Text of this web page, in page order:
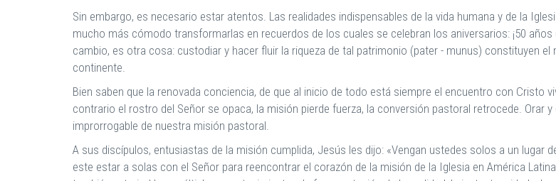
Sin embargo, es necesario estar atentos. Las realidades indispensables de la vida humana y de la
mucho más cómodo transformarlas en recuerdos de los cuales se celebran los aniversarios: ¡50 años
cambio, es otra cosa: custodiar y hacer fluir la riqueza de tal patrimonio (pater - munus) constituyen
continente.
Bien saben que la renovada conciencia, de que al inicio de todo está siempre el encuentro con Cristo
contrario el rostro del Señor se opaca, la misión pierde fuerza, la conversión pastoral retrocede. Orar
improrrogable de nuestra misión pastoral.
A sus discípulos, entusiastas de la misión cumplida, Jesús les dijo: «Vengan ustedes solos a un
este estar a solas con el Señor para reencontrar el corazón de la misión de la Iglesia en América